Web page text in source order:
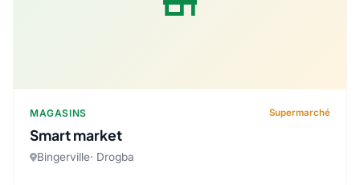
MAGASINS Supermarché
Smart market
Bingerville· Drogba